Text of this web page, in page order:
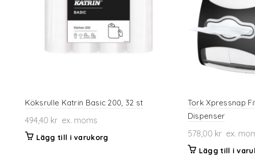
Köksrulle Katrin Basic 200, 32 st
494,40 krex. moms
Lägg till i varukorg
Tork Xpressnap
Dispenser
578,00 krex.
Lägg till i